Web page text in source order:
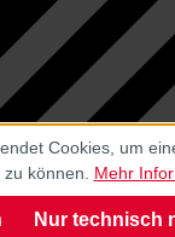
Cookies, um
können. Mehr
Nur technisch